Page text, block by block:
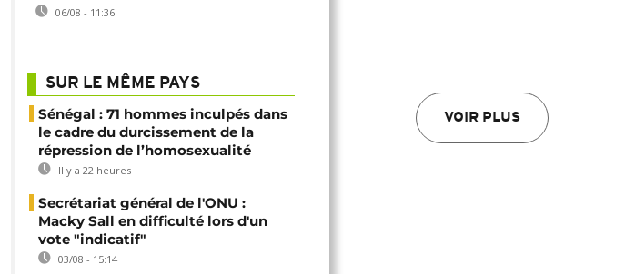
VOIR PLUS
06/08 - 11:36
SUR LE MÊME PAYS
Sénégal : 71 hommes inculpés dans
le cadre du durcissement de la
répression de l’homosexualité
Il y a 22 heures
Secrétariat général de l'ONU :
Macky Sall en difficulté lors d'un
vote "indicatif"
03/08 - 15:14